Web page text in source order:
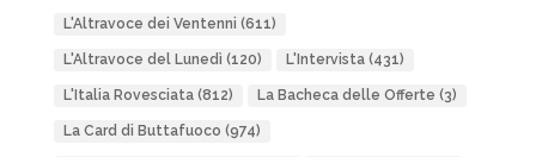
L'Altravoce dei Ventenni (611)
L'Altravoce del Lunedì (120) L'Intervista(431)
L'Italia Rovesciata(812) La Bacheca delle Offerte (3)
La Card di Buttafuoco (974)